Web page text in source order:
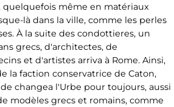
quelquefois même en matériaux
là dans la ville, comme les perles
À la suite des condottieres, un
grecs, d'architectes, de
et d'artistes arriva à Rome. Ainsi,
la faction conservatrice de Caton,
changea l'Urbe pour toujours, aussi
modèles grecs et romains, comme